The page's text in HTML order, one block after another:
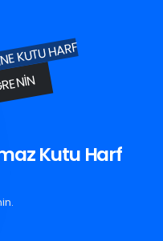
KUTU HARF
Kutu Harf